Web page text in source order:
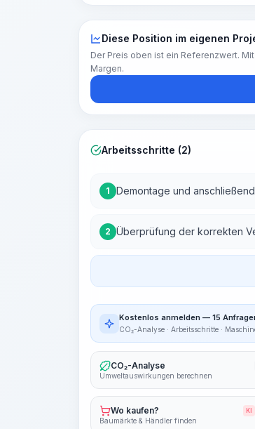
Diese Position im eigenen
Der Preis oben ist ein Referenzwert.
Margen.
Arbeitsschritte (2)
1 Demontage und
2 Überprüfung der korrekten
Kostenlos anmelden — 15
CO₂-Analyse · Arbeitsschritte ·
CO₂-Analyse
Umweltauswirkungen berechnen
Wo kaufen? KI
Baumärkte & Händler finden